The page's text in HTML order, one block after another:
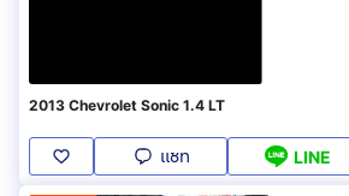
2013 Chevrolet Sonic 1.4 LT
แชท LINE